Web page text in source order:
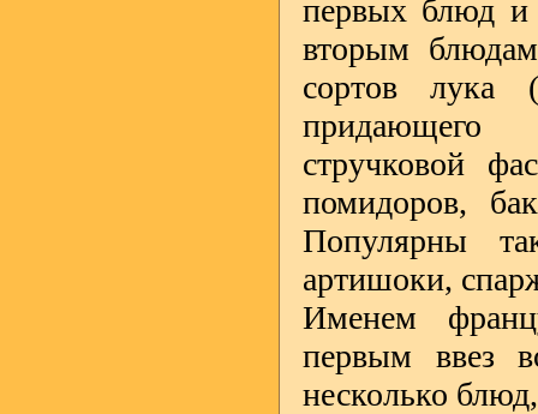
первых блюд и
вторым
сортов лука
придающего
стручковой
помидоров,
Популярны
артишоки,
Именем
первым ввез
несколько